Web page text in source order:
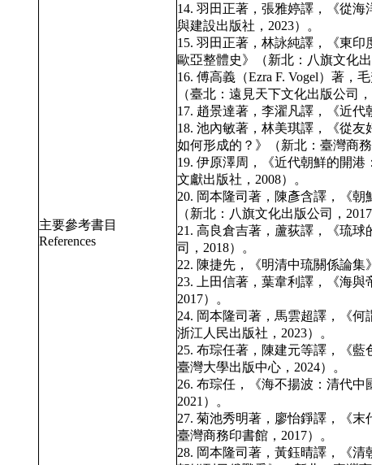
主要參考書目
References
14. 羽田正著，張雅婷譯，《從
與建設出版社，2023）。
15. 羽田正著，林詠純譯，《東
歐亞整體史》（新北：八旗文化出
16. 傅高義（Ezra F. Vogel）著，
（臺北：遠見天下文化出版公司，
17. 趙景達著，李濯凡譯，《近代
18. 池內敏著，林美琪譯，《從
如何形成的？》（新北：臺灣商務
19. 伊原澤周，《近代朝鮮的開
文獻出版社，2008）。
20. 岡本隆司著，陳彥含譯，《朝
（新北：八旗文化出版公司，2017
21. 高良倉吉著，蘆荻譯，《琉
司，2018）。
22. 陳捷先，《明清中琉關係論集
23. 上田信著，葉韋利譯，《海與
2017）。
24. 岡本隆司著，馬雲超譯，《何
浙江人民出版社，2023）。
25. 布琮任著，陳建元等譯，《
臺灣大學出版中心，2024）。
26. 布琮任，《海不揚波：清代中
2021）。
27. 菊池秀明著，廖怡錚譯，《末
臺灣商務印書館，2017）。
28. 岡本隆司著，黃鈺晴譯，《